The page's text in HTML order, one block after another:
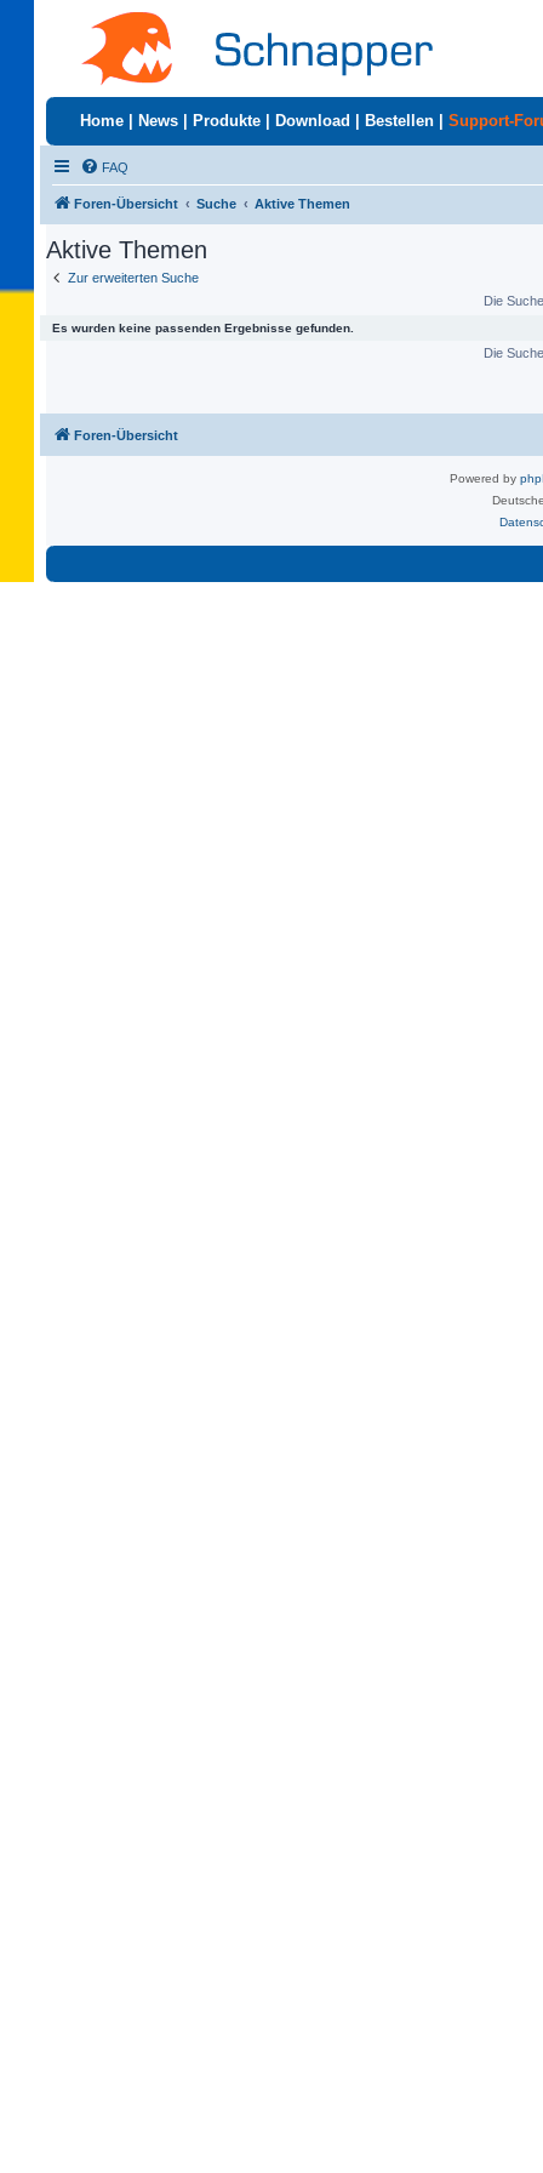
Home News Produkte Download Bestellen Support-
FAQ
Foren-Übersicht Suche Aktive Themen
Aktive Themen
Zur erweiterten Suche
Die
Es wurden keine passenden Ergebnisse gefunden.
Die
Foren-Übersicht
Powered by